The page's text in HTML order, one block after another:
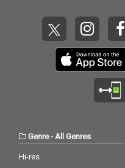
Genre-All Genres
Hi-res